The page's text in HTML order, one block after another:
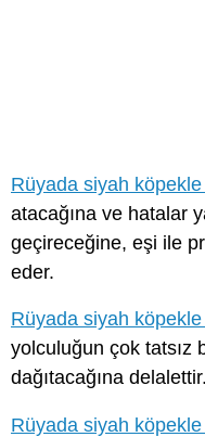
Rüyada siyah köpekle
atacağına ve hatalar
geçireceğine, eşi ile
eder.
Rüyada siyah
yolculuğun çok tatsız
dağıtacağına delalettir.
Rüyada siyah köpekle